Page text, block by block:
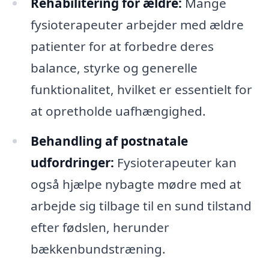
fysioterapeuter arbejder med ældre
patienter for at forbedre deres
balance, styrke og generelle
funktionalitet, hvilket er essentielt for
at opretholde uafhængighed.
Behandling af postnatale
udfordringer: Fysioterapeuter kan
også hjælpe nybagte mødre med at
arbejde sig tilbage til en sund tilstand
efter fødslen, herunder
bækkenbundstræning.